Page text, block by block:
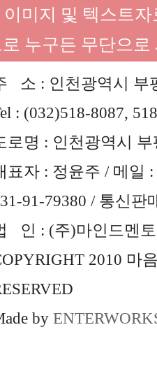
미지 및 텍스트
누구든 무단으
소 : 인천광역시 부
: (032)518-8087,
로명 : 인천광역시
표자 : 정윤주 / 메일 :
91-79380 / 통신판
인 : (주)마인드멘토
2010 마
by